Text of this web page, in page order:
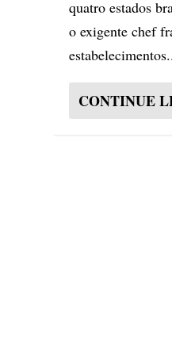
quatro estados
o exigente chef
CONTINUE